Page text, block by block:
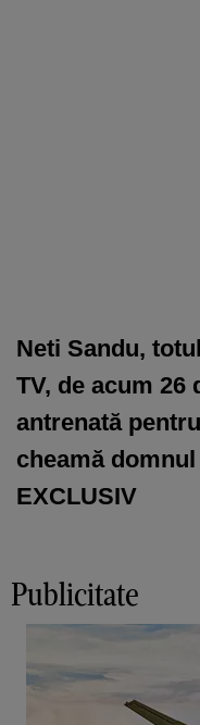
Neti Sandu,
TV, de acum 26
antrenată
cheamă
EXCLUSIV
Publicitate